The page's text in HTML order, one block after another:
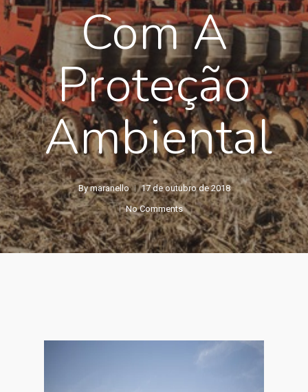
Com A
Proteção
Ambiental
By maranello
17 de outubro de 2018
No Comments